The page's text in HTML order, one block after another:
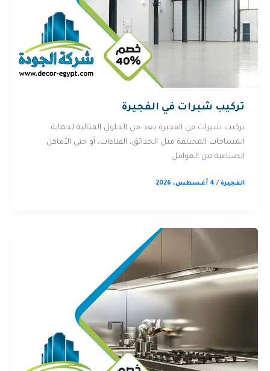
تركيب شبرات في الفجيرة
تركيب شبرات في الفجيرة يعد من الحلول المثالية لحماية
المساحات المختلفة مثل الحدائق، الفناءات، أو حتى الأماكن
الصناعية من العوامل
الفجيرة/ 4 أغسطس، 2026